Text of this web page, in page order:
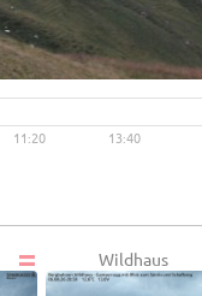
11:20 13:40
Wildhaus